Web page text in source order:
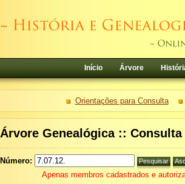
Início Árvore
Orientações para Consulta
Árvore Genealógica ::
Número:
Apenas membros cadastrados e